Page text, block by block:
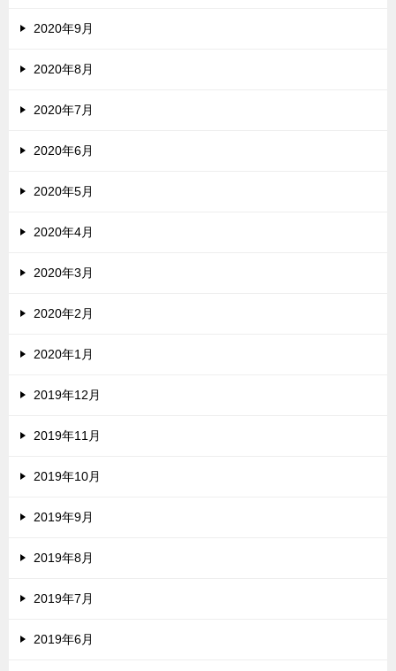
2020年9月
2020年8月
2020年7月
2020年6月
2020年5月
2020年4月
2020年3月
2020年2月
2020年1月
2019年12月
2019年11月
2019年10月
2019年9月
2019年8月
2019年7月
2019年6月